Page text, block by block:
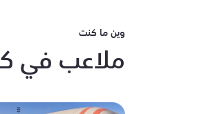
وين ما كنت
ملاعب في